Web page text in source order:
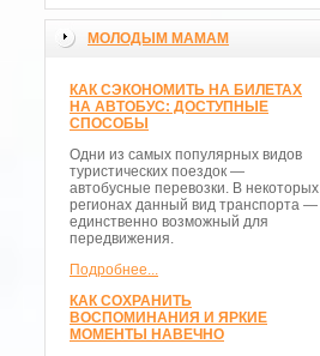
МОЛОДЫМ МАМАМ
КАК СЭКОНОМИТЬ НА БИЛЕТАХ
НА АВТОБУС: ДОСТУПНЫЕ
СПОСОБЫ
Одни из самых популярных видов
туристических поездок —
автобусные перевозки. В некоторых
регионах данный вид транспорта —
единственно возможный для
передвижения.
Подробнее...
КАК СОХРАНИТЬ
ВОСПОМИНАНИЯ И ЯРКИЕ
МОМЕНТЫ НАВЕЧНО